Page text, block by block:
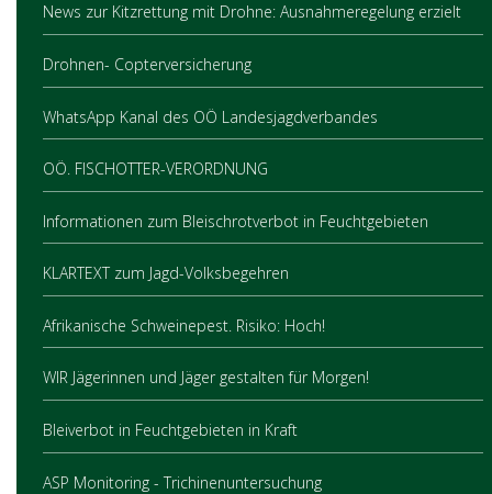
News zur Kitzrettung mit Drohne: Ausnahmeregelung erzielt
Drohnen- Copterversicherung
WhatsApp Kanal des OÖ Landesjagdverbandes
OÖ. FISCHOTTER-VERORDNUNG
Informationen zum Bleischrotverbot in Feuchtgebieten
KLARTEXT zum Jagd-Volksbegehren
Afrikanische Schweinepest. Risiko: Hoch!
WIR Jägerinnen und Jäger gestalten für Morgen!
Bleiverbot in Feuchtgebieten in Kraft
ASP Monitoring - Trichinenuntersuchung